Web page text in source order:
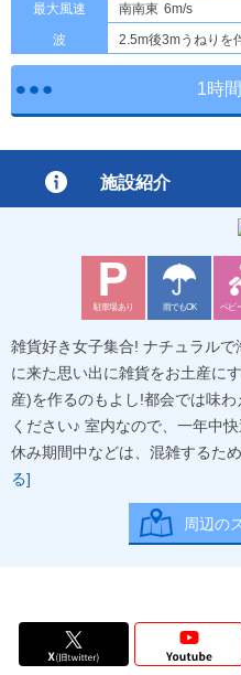
最大風速 南南東 6m/s
波
2.5m後3mうねりを
1時
施設紹介
駐車場あり 雨でもOK ベビ
雑貨好き女子集合! ナチュラル
に来た思い出に雑貨をお土産に
産)を作るのもよし!都会では味
ください♪ 室内なので、一年中
休み期間中などは、混雑するた
る]
周辺の